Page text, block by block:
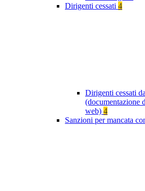
Dirigenti cessati 4
Dirigenti cessati
(documentazione
web) 4
Sanzioni per mancata